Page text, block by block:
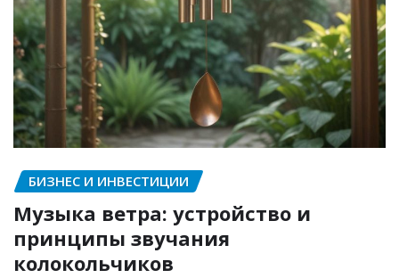
БИЗНЕС И ИНВЕСТИЦИИ
Музыка ветра: устройство и
принципы звучания
колокольчиков